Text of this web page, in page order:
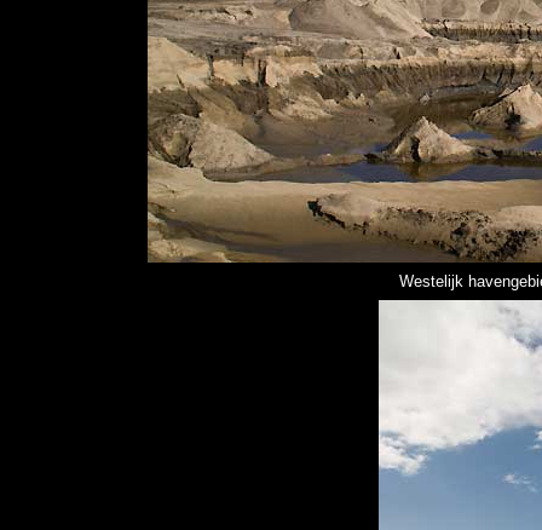
Westelijk